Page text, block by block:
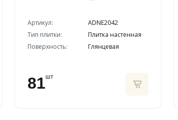
Артикул:
ADNE2042
Тип плитки:
Плитка настенная
Поверхность:
Глянцевая
81шт